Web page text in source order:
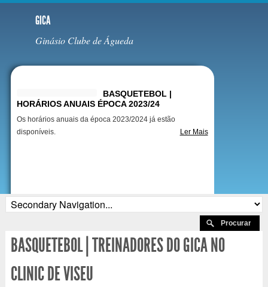
GICA
Ginásio Clube de Águeda
BASQUETEBOL |
HORÁRIOS ANUAIS ÉPOCA 2023/24
Os horários anuais da época 2023/2024 já estão
disponíveis.
Ler Mais
BASQUETEBOL | TREINADORES DO GICA NO
CLINIC DE VISEU